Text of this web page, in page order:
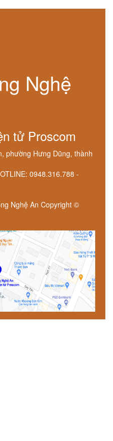
Nghệ
tử Proscom
phường Hưng Dũng, thành
0948.316.788 -
Nghệ An Copyright ©